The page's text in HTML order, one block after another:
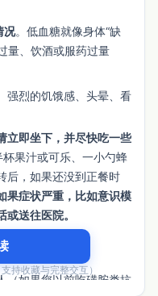
况。低血糖就像身体“缺
量、饮酒或服药过量
强烈的饥饿感、头晕、看
立即坐下，并尽快吃一些
杯果汁或可乐、一小勺蜂
后，如果还没到正餐时
果症状严重，比如意识模
送往医院。
（如果您以前吃磺胺类抗
持收藏与完整交互）